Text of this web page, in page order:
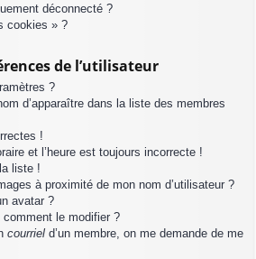
déconnecté ?
cookies » ?
de l’utilisateur
?
d’apparaître dans la liste des membres
!
et l’heure est toujours incorrecte !
liste !
à proximité de mon nom d’utilisateur ?
avatar ?
comment le modifier ?
courriel d’un membre, on me demande de me